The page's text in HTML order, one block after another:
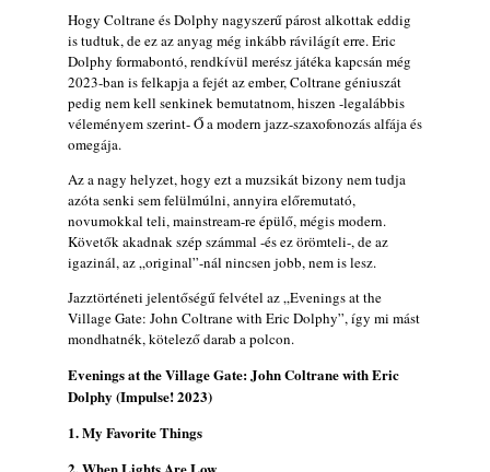
Jazz a Márványteremben – Mizar (2008.
január 4.)
2026. augusztus 03.
Gondolataim - 2026 (XI. évfolyam - 8. rész)
2026. augusztus 02.
Exkluzív interjú Bóna Lászlóval
2026. augusztus 01.
Ma 40 éves Gyarmati Gábor és 54 éves
Florian Ross
2026. augusztus 01.
Quintet és Kurt Rosenwinkel közös
lemezének új előfutára, a Sharknado
Magyar jazzmuzsikus szülők és zenész
gyermekeik – 42. rész: Vörös László +
Vörösné Strausz Eszter + Vörös Bence
Hogy Coltrane és Dolphy nagyszerű párost alkottak eddig
is tudtuk, de ez az anyag még inkább rávilágít erre. Eric
Dolphy formabontó, rendkívül merész játéka kapcsán még
2023-ban is felkapja a fejét az ember, Coltrane géniuszát
pedig nem kell senkinek bemutatnom, hiszen -legalábbis
véleményem szerint- Ő a modern jazz-szaxofonozás alfája és
omegája.
Az a nagy helyzet, hogy ezt a muzsikát bizony nem tudja
azóta senki sem felülmúlni, annyira előremutató,
novumokkal teli, mainstream-re épülő, mégis modern.
Követők akadnak szép számmal -és ez örömteli-, de az
igazinál, az „original”-nál nincsen jobb, nem is lesz.
Jazztörténeti jelentőségű felvétel az „Evenings at the
Village Gate: John Coltrane with Eric Dolphy”, így mi mást
mondhatnék, kötelező darab a polcon.
Evenings at the Village Gate: John Coltrane with Eric
Dolphy (Impulse! 2023)
1. My Favorite Things